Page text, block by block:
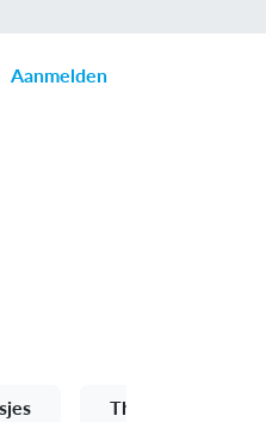
Aanmelden
Thermosflessen